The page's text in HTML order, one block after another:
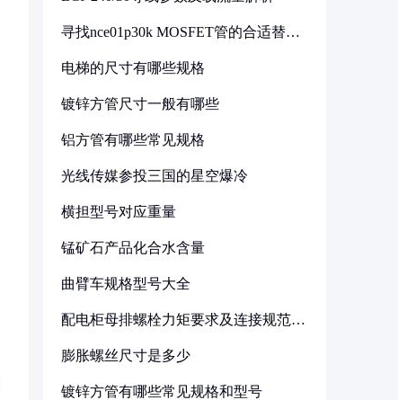
寻找nce01p30k MOSFET管的合适替代
电梯的尺寸有哪些规格
镀锌方管尺寸一般有哪些
铝方管有哪些常见规格
光线传媒参投三国的星空爆冷
横担型号对应重量
锰矿石产品化合水含量
曲臂车规格型号大全
配电柜母排螺栓力矩要求及连接规范详
膨胀螺丝尺寸是多少
镀锌方管有哪些常见规格和型号